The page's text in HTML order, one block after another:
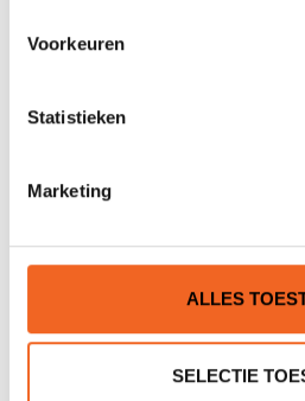
Voorkeuren
Statistieken
Marketing
ALLES
SELECTIE